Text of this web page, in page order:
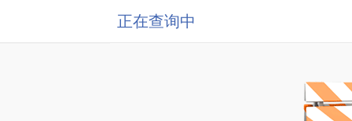
正在查询中